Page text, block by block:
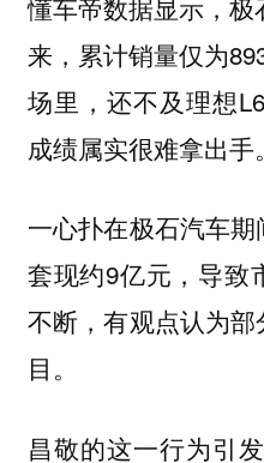
来，累计销量仅为
场里，还不及理想
成绩属实很难拿出手。
一心扑在极石汽车
套现约9亿元，导致
不断，有观点认为
目。
昌敬的这一行为引